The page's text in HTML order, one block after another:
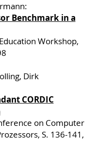
Benchmark in a
Workshop,
Dirk
CORDIC
on Computer
S. 136-141,